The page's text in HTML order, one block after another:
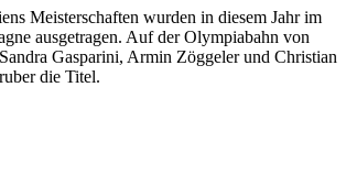
Meisterschaften wurden in diesem Jahr im
ausgetragen. Auf der Olympiabahn von
Gasparini, Armin Zöggeler und Christian
die Titel.